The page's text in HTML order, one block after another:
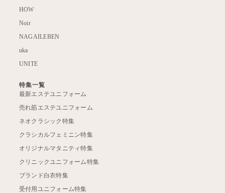
HOW
Noir
NAGAILEBEN
uka
UNITE
特集一覧
最新エステユニフォーム
売れ筋エステユニフォーム
ネオクラシック特集
クラシカルフェミニン特集
オリジナルマタニティ特集
クリニックユニフォーム特集
ブランド白衣特集
受付用ユニフォーム特集